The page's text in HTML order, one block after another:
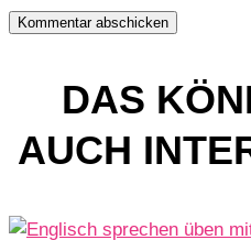
Kommentar abschicken
DAS
AUCH